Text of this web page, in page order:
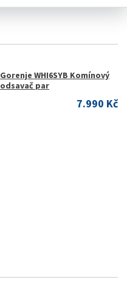
Gorenje WHI6SYB Komínový
odsavač par
7.990 Kč